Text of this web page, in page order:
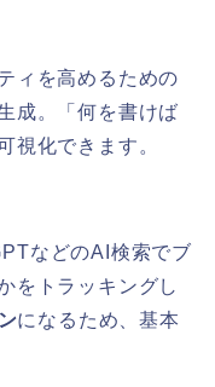
ィを高めるための
成。「何を書けば
視化できます。
などのAI検索でブ
をトラッキングし
になるため、基本